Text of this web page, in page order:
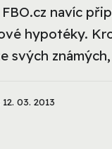
navíc
hypotéky.
svých
03. 2013